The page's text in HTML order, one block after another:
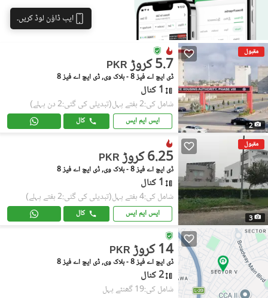
ایپ ڈاؤن لوڈ کریں۔
مقبول
2
PKR 5.7 کروڑ
ڈی ایچ اے فیز 8 - بلاک وی, ڈی ایچ اے فیز 8
1 کنال
شامل کی:2 ہفتے پہل (تبدیلی کی گئی:2 دن پہلے)
ایس ایم ایس کال
مقبول
3
PKR 6.25 کروڑ
ڈی ایچ اے فیز 8 - بلاک وی, ڈی ایچ اے فیز 8
1 کنال
شامل کی:4 ہفتے پہل (تبدیلی کی گئی:2 ہفتے پہلے)
ایس ایم ایس کال
PKR 14 کروڑ
ڈی ایچ اے فیز 8 - بلاک وی, ڈی ایچ اے فیز 8
2 کنال
شامل کی:19 گھنٹے پہل